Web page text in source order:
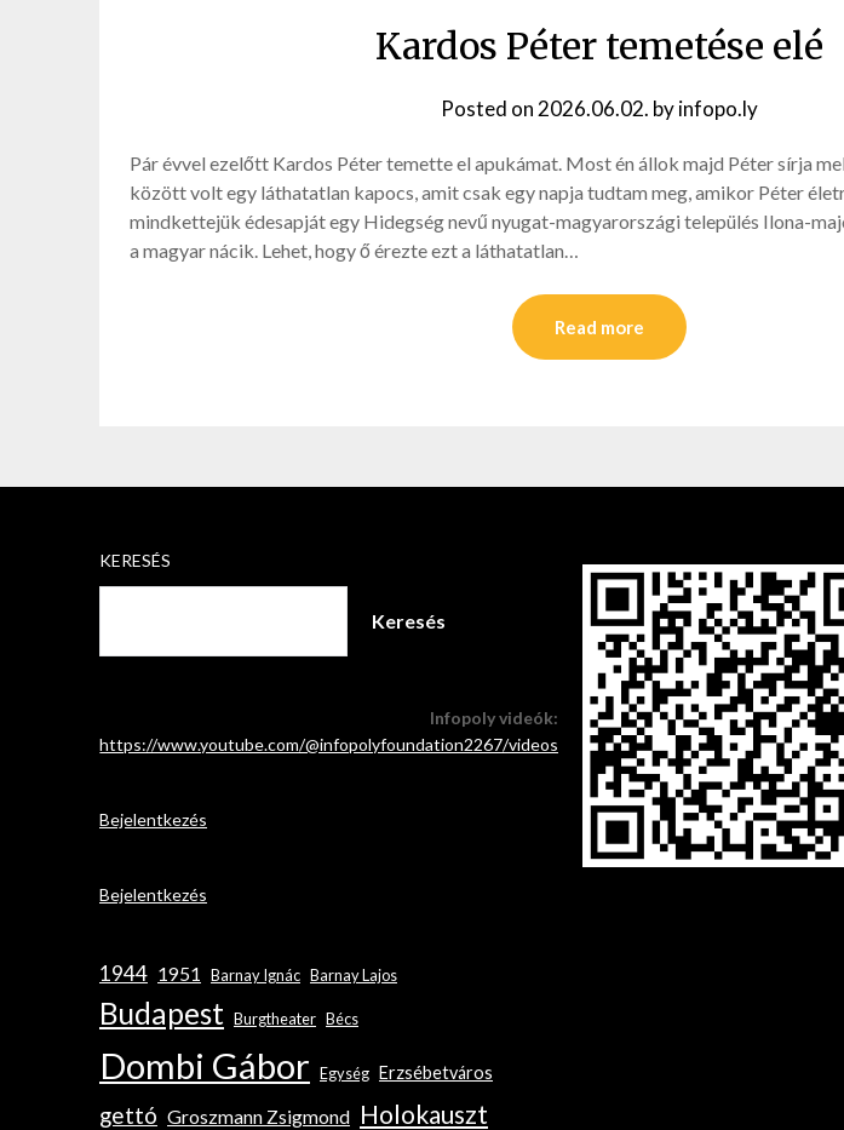
Kardos Péter temetése elé
Posted on 2026.06.02. byinfopo.ly
Pár évvel ezelőtt Kardos Péter temette el apukámat. Most én állok majd Péter sírja
között volt egy láthatatlan kapocs, amit csak egy napja tudtam meg, amikor Péter
mindkettejük édesapját egy Hidegség nevű nyugat-magyarországi település Ilona-
a magyar nácik. Lehet, hogy ő érezte ezt a láthatatlan…
Read more
KERESÉS
Keresés
Infopoly videók:
https://www.youtube.com/@infopolyfoundation2267/videos
Bejelentkezés
Bejelentkezés
1944 1951 Barnay Ignác Barnay Lajos
Budapest Burgtheater Bécs
Dombi Gábor Egység Erzsébetváros
gettó Groszmann Zsigmond Holokauszt